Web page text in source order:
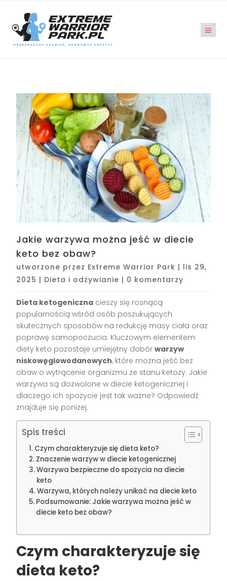
Jakie warzywa można jeść w diecie
keto bez obaw?
utworzone przez Extreme Warrior Park | lis 29,
2025 | Dieta i odżywianie | 0 komentarzy
Dieta ketogeniczna cieszy się rosnącą
popularnością wśród osób poszukujących
skutecznych sposobów na redukcję masy ciała oraz
poprawę samopoczucia. Kluczowym elementem
diety keto pozostaje umiejętny dobórwarzyw
niskowęglowodanowych, które można jeść bez
obaw o wytrącenie organizmu ze stanu ketozy. Jakie
warzywa są dozwolone w diecie ketogenicznej i
dlaczego ich spożycie jest tak ważne? Odpowiedź
znajduje się poniżej.
Spis treści
Czym charakteryzuje się dieta keto?
Znaczenie warzyw w diecie ketogenicznej
Warzywa bezpieczne do spożycia na diecie
keto
Warzywa, których należy unikać na diecie keto
Podsumowanie: Jakie warzywa można jeść w
diecie keto bez obaw?
Czym charakteryzuje się
dieta keto?